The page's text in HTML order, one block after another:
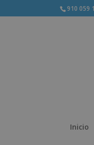
910 059
Inicio